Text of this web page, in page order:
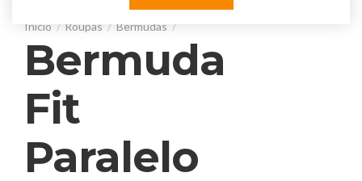
Roupas Bermudas
Bermuda
Fit
Paralelo